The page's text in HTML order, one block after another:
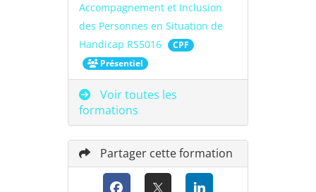
Accompagnement et Inclusion
des Personnes en Situation de
Handicap RS5016
CPF
Présentiel
Voir toutes les
formations
Partager cette formation